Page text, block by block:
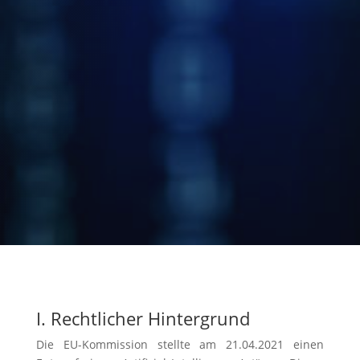
I. Rechtlicher Hintergrund
Die EU-Kommission stellte am 21.04.2021 einen